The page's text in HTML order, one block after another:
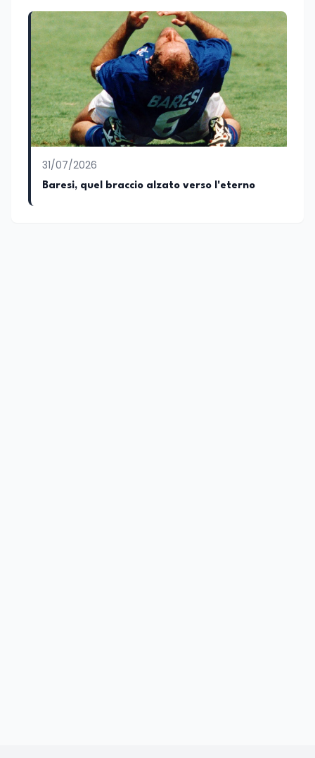
internazionale attraverso gli usi, le
abitudini e i protagonisti che hanno
accompagnato negli anni lo sviluppo e la
crescita sociale e culturale. Pugliese di
nascita, vivo a Roma o in un ipotetico
altrove.
31/07/2026
Baresi, quel braccio alzato verso l'eterno